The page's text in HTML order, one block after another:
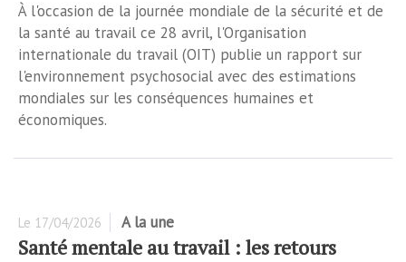
À l'occasion de la journée mondiale de la sécurité et de
la santé au travail ce 28 avril, l'Organisation
internationale du travail (OIT) publie un rapport sur
l'environnement psychosocial avec des estimations
mondiales sur les conséquences humaines et
économiques.
Le 17/04/2026 A la une
Santé mentale au travail : les retours